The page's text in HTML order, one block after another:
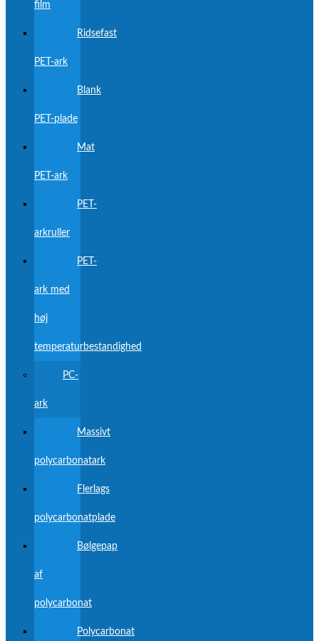
film
Ridsefast
PET-ark
Blank
PET-plade
Mat
PET-ark
PET-
arkruller
PET-
ark med
høj
temperaturbestandighed
PC-
ark
Massivt
polycarbonatark
Flerlags
polycarbonatplade
Bølgepap
af
polycarbonat
Polycarbonat